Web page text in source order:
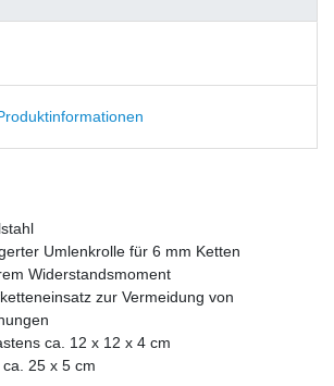
Umlenkrolle für 6 mm Ketten
Widerstandsmoment
zur Vermeidung von
ca. 12 x 12 x 4 cm
25 x 5 cm